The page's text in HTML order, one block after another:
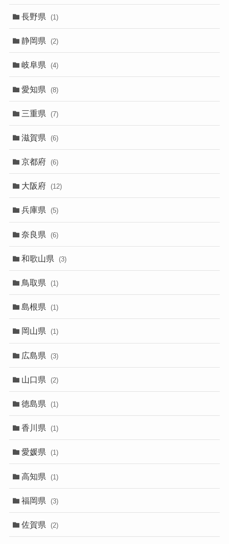
長野県 (1)
静岡県 (2)
岐阜県 (4)
愛知県 (8)
三重県 (7)
滋賀県 (6)
京都府 (6)
大阪府 (12)
兵庫県 (5)
奈良県 (6)
和歌山県 (3)
鳥取県 (1)
島根県 (1)
岡山県 (1)
広島県 (3)
山口県 (2)
徳島県 (1)
香川県 (1)
愛媛県 (1)
高知県 (1)
福岡県 (3)
佐賀県 (2)